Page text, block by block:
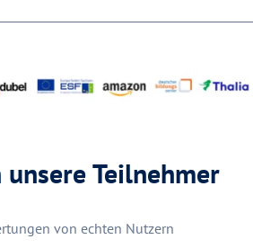
unsere Teilnehmer
von echten Nutzern